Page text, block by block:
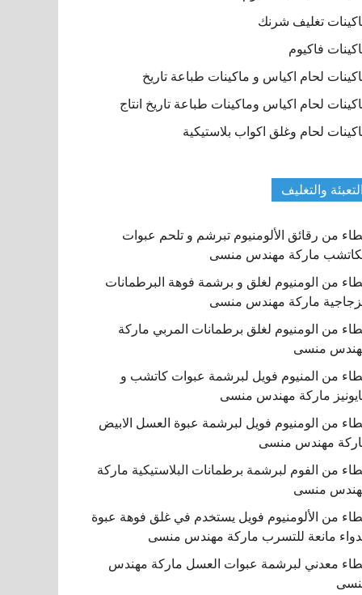
تغليف شرنك
فاكيوم
لحام اكياس و ماكينات طباعة تاريخ
لحام اكياس وماكينات طباعة تاريخ انتاج
لحام وغلق اكواب بلاستيكية
التعبئة والتغليف
من رقائق الألومنيوم تبرشم و تلحم عبوات
ماركة مهندس منسى
من الومنيوم لغلق و برشمة فوهة البرطمانات
ماركة مهندس منسى
من الومنيوم لغلق برطمانات المربي ماركة
منسى
من المنيوم فويل لبرشمة عبوات كاتشب و
ماركة مهندس منسى
من الومنيوم فويل لبرشمة عبوة العسل الابيض
مهندس منسى
من الفوم لبرشمة برطمانات البلاستيكية ماركة
منسى
من الألومنيوم فويل يستخدم في غلق فوهة عبوة
مانعة للتسرب ماركة مهندس منسى
معدني لبرشمة عبوات العسل ماركة مهندس